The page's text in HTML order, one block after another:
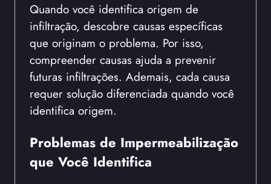
Quando você identifica origem de
infiltração, descobre causas específicas
que originam o problema. Por isso,
compreender causas ajuda a prevenir
futuras infiltrações. Ademais, cada causa
requer solução diferenciada quando você
identifica origem.
Problemas de Impermeabilização
que Você Identifica